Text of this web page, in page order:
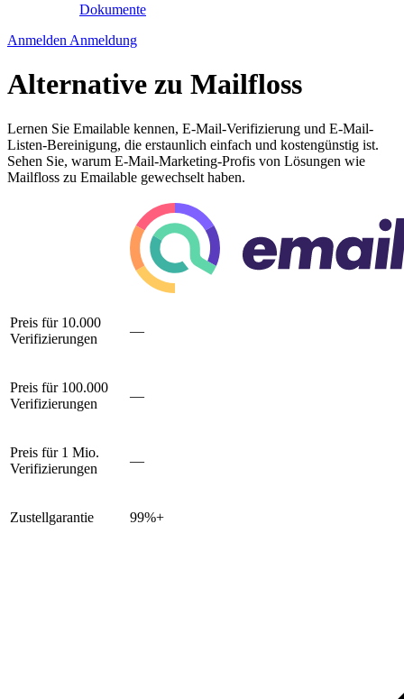
Dokumente
Anmelden Anmeldung
Alternative zu Mailfloss
Lernen Sie Emailable kennen, E-Mail-Verifizierung und E-Mail-
Listen-Bereinigung, die erstaunlich einfach und kostengünstig ist.
Sehen Sie, warum E-Mail-Marketing-Profis von Lösungen wie
Mailfloss zu Emailable gewechselt haben.
Preis für 10.000
Verifizierungen
—
Preis für 100.000
Verifizierungen
—
Preis für 1 Mio.
Verifizierungen
—
Zustellgarantie 99%+